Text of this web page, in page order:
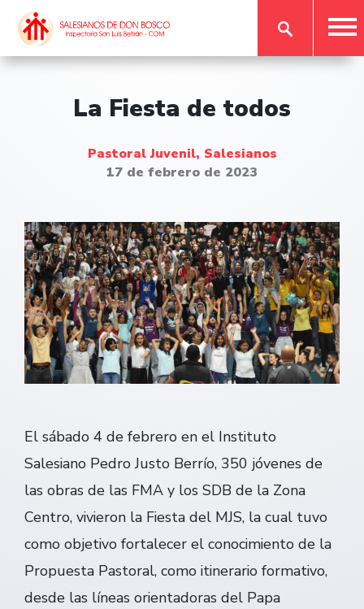
La Fiesta de todos
Pastoral Juvenil, Salesianos
17 de febrero de 2023
El sábado 4 de febrero en el Instituto
Salesiano Pedro Justo Berrío, 350 jóvenes de
las obras de las FMA y los SDB de la Zona
Centro, vivieron la Fiesta del MJS, la cual tuvo
como objetivo fortalecer el conocimiento de la
Propuesta Pastoral, como itinerario formativo,
desde las líneas orientadoras del Papa